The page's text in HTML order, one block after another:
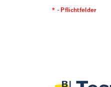
* - Pflichtfelder